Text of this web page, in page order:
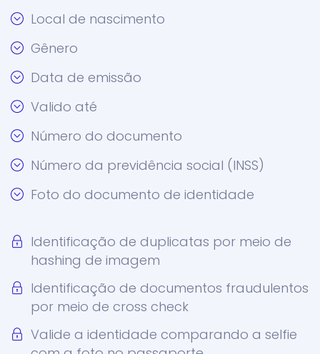
Local de nascimento
Gênero
Data de emissão
Valido até
Número do documento
Número da previdência social (INSS)
Foto do documento de identidade
Identificação de duplicatas por meio de
hashing de imagem
Identificação de documentos fraudulentos
por meio de cross check
Valide a identidade comparando a selfie